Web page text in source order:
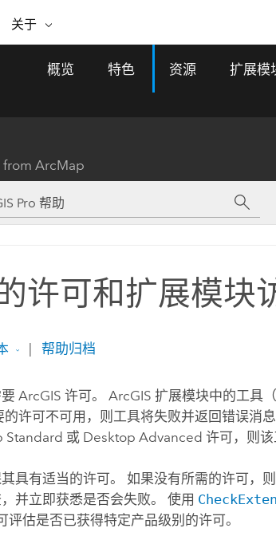
数据
Esri 产品、合作伙伴产品和开发
理
施工程与周围环境的关系。
理
自助服务
文档
My Esri
球 GIS 创新
行业新闻和 ArcGIS 更新
关于
关于 ESRI
合作伙伴
招贤纳士
联系我们
概览 特色 资源 扩展模
ArcMap
许可和扩展模块
帮助归档
ArcGIS 许可。 ArcGIS 扩展模块中的工具
许可不可用，则工具将失败并返回错误消
Standard 或 Desktop Advanced 许可，则该
具有适当的许可。 如果没有所需的许可，
并立即获悉是否会失败。 使用
评估是否已获得特定产品级别的许可。